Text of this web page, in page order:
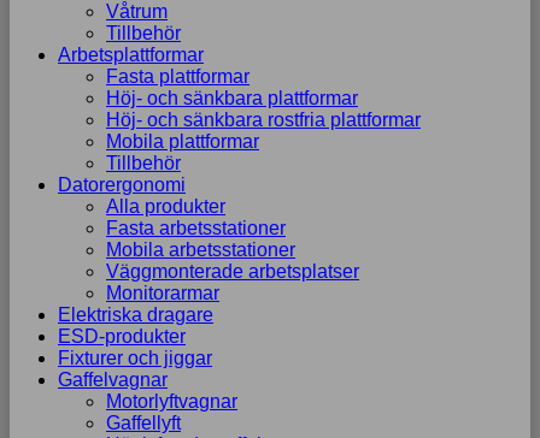
Våtrum
Tillbehör
Arbetsplattformar
Fasta plattformar
Höj- och sänkbara plattformar
Höj- och sänkbara rostfria plattformar
Mobila plattformar
Tillbehör
Datorergonomi
Alla produkter
Fasta arbetsstationer
Mobila arbetsstationer
Väggmonterade arbetsplatser
Monitorarmar
Elektriska dragare
ESD-produkter
Fixturer och jiggar
Gaffelvagnar
Motorlyftvagnar
Gaffellyft